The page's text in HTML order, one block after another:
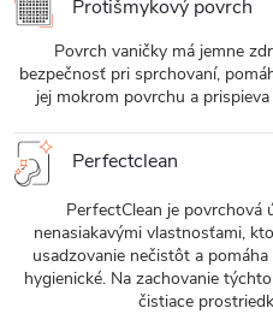
Protišmykový povrch
Povrch vaničky má jemne
bezpečnosť pri sprchovaní,
jej mokrom povrchu a
Perfectclean
PerfectClean je povrchová
nenasiakavými vlastnosťami,
usadzovanie nečistôt a
hygienické. Na zachovanie
čistiace